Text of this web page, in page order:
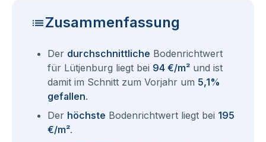
Zusammenfassung
Der durchschnittliche Bodenrichtwert
für Lütjenburg liegt bei 94 €/m² und ist
damit im Schnitt zum Vorjahr um 5,1%
gefallen.
Der höchste Bodenrichtwert liegt bei 195
€/m².